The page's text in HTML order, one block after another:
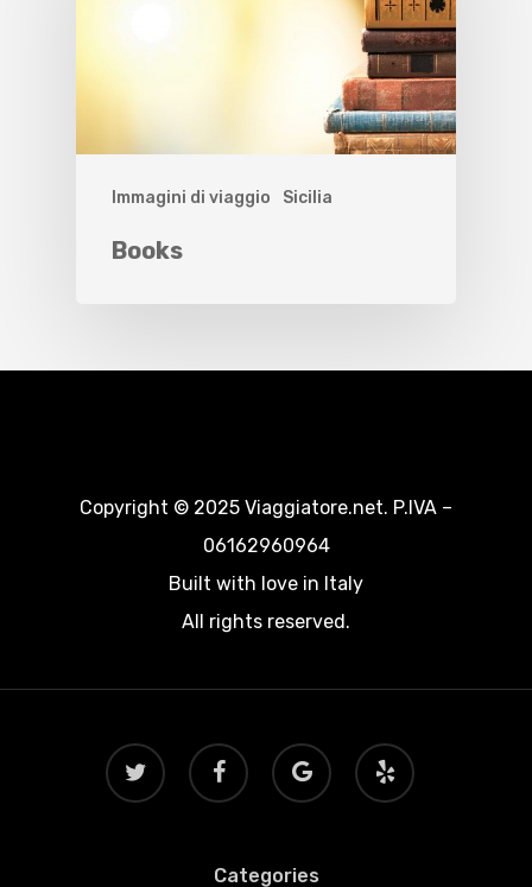
Immagini di viaggio Sicilia
Books
Copyright © 2025 Viaggiatore.net. P.IVA –
06162960964
Built with love in Italy
All rights reserved.
twitter facebook
google-
plus
yelp
Categories